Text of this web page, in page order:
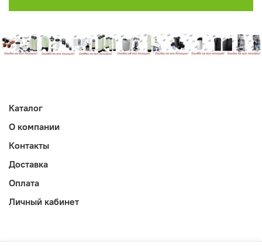
Каталог
О компании
Контакты
Доставка
Оплата
Личный кабинет